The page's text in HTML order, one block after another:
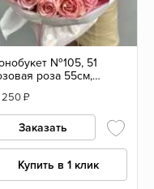
№105, 51
роза 55см,
250₽
Заказать
Купить в 1 клик